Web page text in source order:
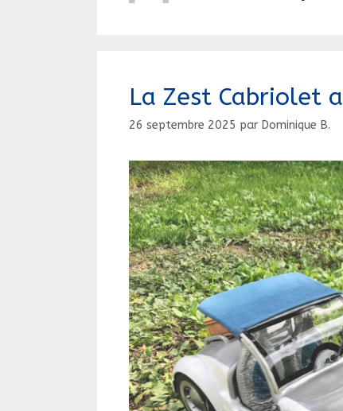
La Zest Cabriolet
26 septembre 2025 par Dominique B.